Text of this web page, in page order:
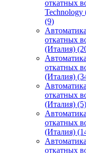
откатных
Technology
(9)
откатных
(Италия)
откатных
(Италия)
откатных
(Италия) (5)
откатных
(Италия)
откатных